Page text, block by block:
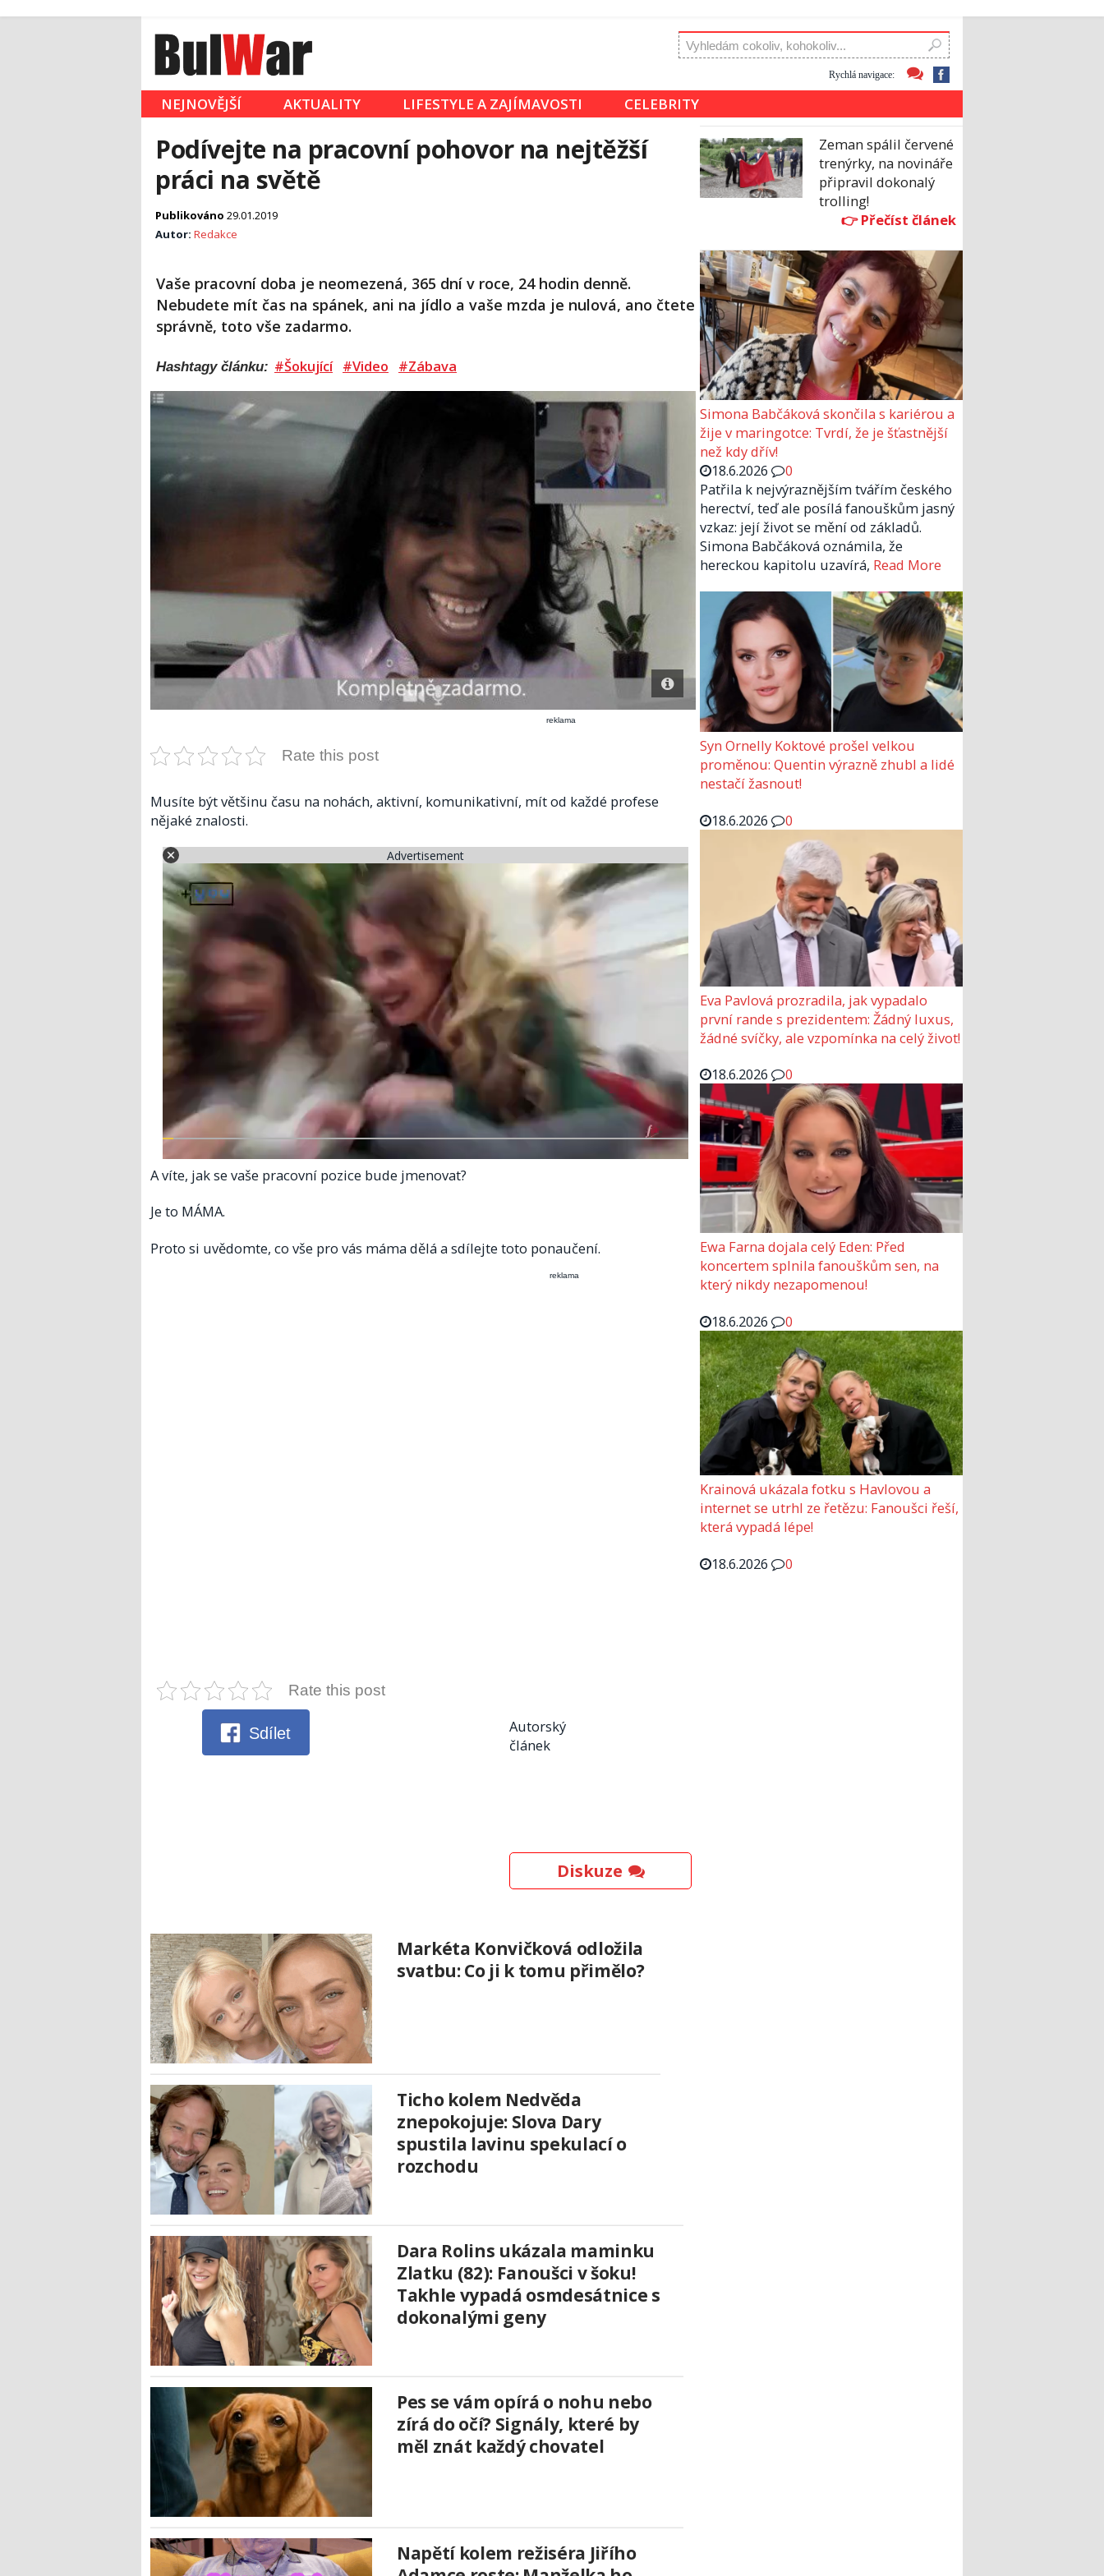
Rychlá navigace:
NEJNOVĚJŠÍ AKTUALITY LIFESTYLE A ZAJÍMAVOSTI CELEBRITY
Podívejte na pracovní pohovor na nejtěžší
práci na světě
Publikováno 29.01.2019
Autor: Redakce
Vaše pracovní doba je neomezená, 365 dní v roce, 24 hodin denně.
Nebudete mít čas na spánek, ani na jídlo a vaše mzda je nulová, ano čtete
správně, toto vše zadarmo.
Hashtagy článku: #Šokující #Video #Zábava
reklama
Rate this post
Musíte být většinu času na nohách, aktivní, komunikativní, mít od každé profese
nějaké znalosti.
Advertisement
A víte, jak se vaše pracovní pozice bude jmenovat?
Je to MÁMA.
Proto si uvědomte, co vše pro vás máma dělá a sdílejte toto ponaučení.
reklama
Rate this post
Sdílet
Autorský
článek
Diskuze
Markéta Konvičková odložila
svatbu: Co ji k tomu přimělo?
Ticho kolem Nedvěda
znepokojuje: Slova Dary
spustila lavinu spekulací o
rozchodu
Dara Rolins ukázala maminku
Zlatku (82): Fanoušci v šoku!
Takhle vypadá osmdesátnice s
dokonalými geny
Pes se vám opírá o nohu nebo
zírá do očí? Signály, které by
měl znát každý chovatel
Napětí kolem režiséra Jiřího
Zeman spálil červené
trenýrky, na novináře
připravil dokonalý
trolling!
Simona Babčáková skončila s kariérou a
žije v maringotce: Tvrdí, že je šťastnější
než kdy dřív!
18.6.2026
0
Patřila k nejvýraznějším tvářím českého
herectví, teď ale posílá fanouškům jasný
vzkaz: její život se mění od základů.
Simona Babčáková oznámila, že
hereckou kapitolu uzavírá, Read More
Syn Ornelly Koktové prošel velkou
proměnou: Quentin výrazně zhubl a lidé
nestačí žasnout!
18.6.2026
0
Eva Pavlová prozradila, jak vypadalo
první rande s prezidentem: Žádný luxus,
žádné svíčky, ale vzpomínka na celý život!
18.6.2026
0
Ewa Farna dojala celý Eden: Před
koncertem splnila fanouškům sen, na
který nikdy nezapomenou!
18.6.2026
0
Krainová ukázala fotku s Havlovou a
internet se utrhl ze řetězu: Fanoušci řeší,
která vypadá lépe!
18.6.2026
0